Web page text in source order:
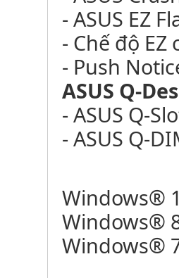
- ASUS EZ
- Chế độ EZ
- Push
ASUS Q-
- ASUS Q-
- ASUS Q-
Windows®
Windows®
Windows®